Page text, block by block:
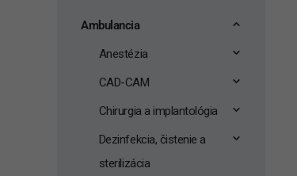
Ambulancia
Anestézia
CAD-CAM
Chirurgia a implantológia
Dezinfekcia, čistenie a
sterilizácia